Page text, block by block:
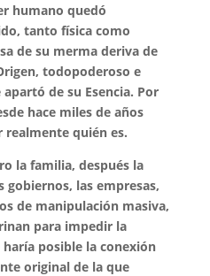
humano quedó
tanto física como
de su merma deriva de
todopoderoso e
de su Esencia. Por
hace miles de años
realmente quién es.
la familia, después la
las empresas,
de manipulación masiva,
para impedir la
posible la conexión
original de la que